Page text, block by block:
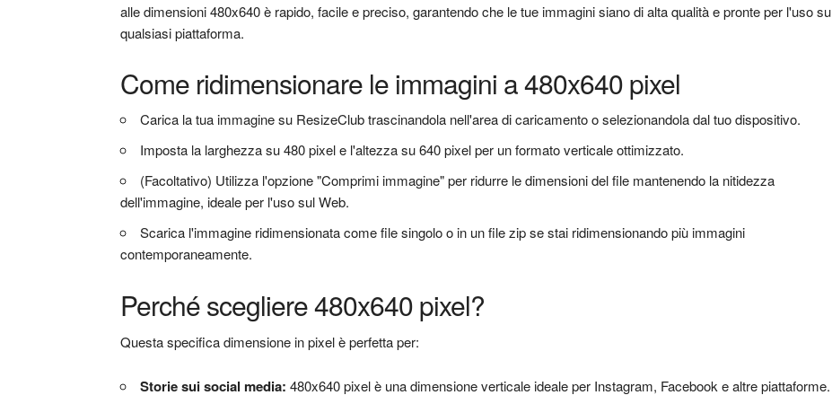
alle dimensioni 480x640 è rapido, facile e preciso, garantendo che le tue immagini siano di alta qualità e pronte per l'uso su
qualsiasi piattaforma.
Come ridimensionare le immagini a 480x640 pixel
Carica la tua immagine su ResizeClub trascinandola nell'area di caricamento o selezionandola dal tuo dispositivo.
Imposta la larghezza su 480 pixel e l'altezza su 640 pixel per un formato verticale ottimizzato.
(Facoltativo) Utilizza l'opzione "Comprimi immagine" per ridurre le dimensioni del file mantenendo la nitidezza
dell'immagine, ideale per l'uso sul Web.
Scarica l'immagine ridimensionata come file singolo o in un file zip se stai ridimensionando più immagini
contemporaneamente.
Perché scegliere 480x640 pixel?
Questa specifica dimensione in pixel è perfetta per:
Storie sui social media:480x640 pixel è una dimensione verticale ideale per Instagram, Facebook e altre piattaforme.